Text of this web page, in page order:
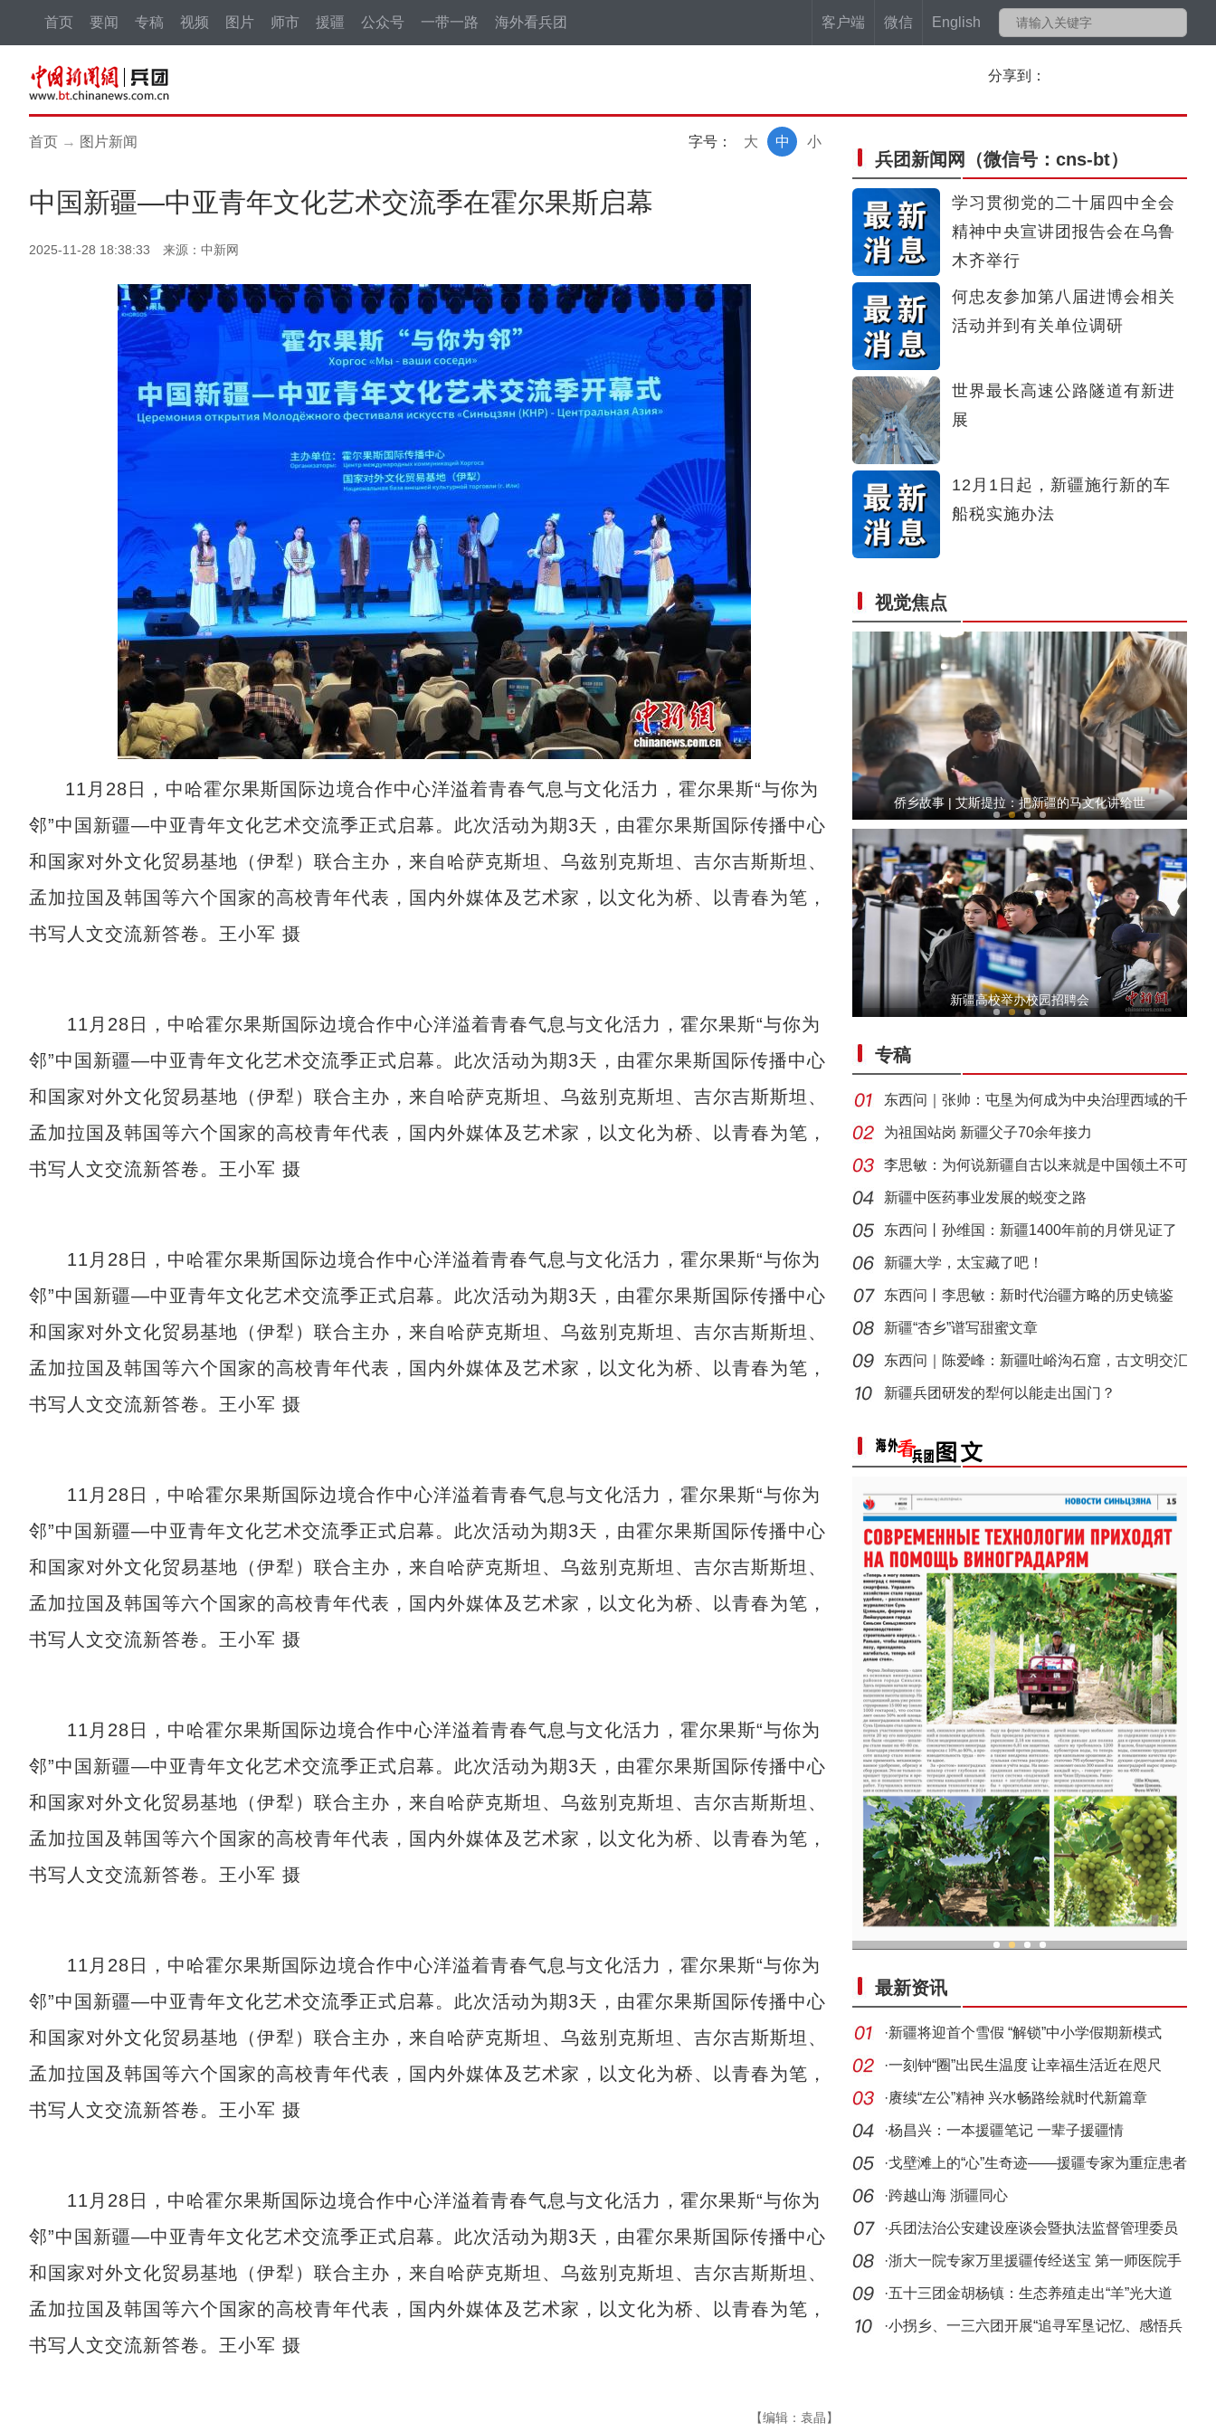
客户端 微信 English
首页 要闻 专稿 视频 图片 师市 援疆 公众号 一带一路 海外看兵团
分享到：
首页 → 图片新闻 字号： 小
中
大
中国新疆—中亚青年文化艺术交流季在霍尔果斯启幕
2025-11-28 18:38:33 来源：中新网
11月28日，中哈霍尔果斯国际边境合作中心洋溢着青春气息与文化活力，霍尔果斯“与你为
邻”中国新疆—中亚青年文化艺术交流季正式启幕。此次活动为期3天，由霍尔果斯国际传播中心
和国家对外文化贸易基地（伊犁）联合主办，来自哈萨克斯坦、乌兹别克斯坦、吉尔吉斯斯坦、
孟加拉国及韩国等六个国家的高校青年代表，国内外媒体及艺术家，以文化为桥、以青春为笔，
书写人文交流新答卷。王小军 摄
11月28日，中哈霍尔果斯国际边境合作中心洋溢着青春气息与文化活力，霍尔果斯“与你为
邻”中国新疆—中亚青年文化艺术交流季正式启幕。此次活动为期3天，由霍尔果斯国际传播中心
和国家对外文化贸易基地（伊犁）联合主办，来自哈萨克斯坦、乌兹别克斯坦、吉尔吉斯斯坦、
孟加拉国及韩国等六个国家的高校青年代表，国内外媒体及艺术家，以文化为桥、以青春为笔，
书写人文交流新答卷。王小军 摄
11月28日，中哈霍尔果斯国际边境合作中心洋溢着青春气息与文化活力，霍尔果斯“与你为
邻”中国新疆—中亚青年文化艺术交流季正式启幕。此次活动为期3天，由霍尔果斯国际传播中心
和国家对外文化贸易基地（伊犁）联合主办，来自哈萨克斯坦、乌兹别克斯坦、吉尔吉斯斯坦、
孟加拉国及韩国等六个国家的高校青年代表，国内外媒体及艺术家，以文化为桥、以青春为笔，
书写人文交流新答卷。王小军 摄
11月28日，中哈霍尔果斯国际边境合作中心洋溢着青春气息与文化活力，霍尔果斯“与你为
邻”中国新疆—中亚青年文化艺术交流季正式启幕。此次活动为期3天，由霍尔果斯国际传播中心
和国家对外文化贸易基地（伊犁）联合主办，来自哈萨克斯坦、乌兹别克斯坦、吉尔吉斯斯坦、
孟加拉国及韩国等六个国家的高校青年代表，国内外媒体及艺术家，以文化为桥、以青春为笔，
书写人文交流新答卷。王小军 摄
11月28日，中哈霍尔果斯国际边境合作中心洋溢着青春气息与文化活力，霍尔果斯“与你为
邻”中国新疆—中亚青年文化艺术交流季正式启幕。此次活动为期3天，由霍尔果斯国际传播中心
和国家对外文化贸易基地（伊犁）联合主办，来自哈萨克斯坦、乌兹别克斯坦、吉尔吉斯斯坦、
孟加拉国及韩国等六个国家的高校青年代表，国内外媒体及艺术家，以文化为桥、以青春为笔，
书写人文交流新答卷。王小军 摄
11月28日，中哈霍尔果斯国际边境合作中心洋溢着青春气息与文化活力，霍尔果斯“与你为
邻”中国新疆—中亚青年文化艺术交流季正式启幕。此次活动为期3天，由霍尔果斯国际传播中心
和国家对外文化贸易基地（伊犁）联合主办，来自哈萨克斯坦、乌兹别克斯坦、吉尔吉斯斯坦、
孟加拉国及韩国等六个国家的高校青年代表，国内外媒体及艺术家，以文化为桥、以青春为笔，
书写人文交流新答卷。王小军 摄
11月28日，中哈霍尔果斯国际边境合作中心洋溢着青春气息与文化活力，霍尔果斯“与你为
邻”中国新疆—中亚青年文化艺术交流季正式启幕。此次活动为期3天，由霍尔果斯国际传播中心
和国家对外文化贸易基地（伊犁）联合主办，来自哈萨克斯坦、乌兹别克斯坦、吉尔吉斯斯坦、
孟加拉国及韩国等六个国家的高校青年代表，国内外媒体及艺术家，以文化为桥、以青春为笔，
书写人文交流新答卷。王小军 摄
【编辑：袁晶】
兵团新闻网 （微信号：cns-bt）
学习贯彻党的二十届四中全会
精神中央宣讲团报告会在乌鲁
木齐举行
何忠友参加第八届进博会相关
活动并到有关单位调研
世界最长高速公路隧道有新进
展
12月1日起，新疆施行新的车
船税实施办法
视觉焦点
侨乡故事 | “新疆花儿”里的新疆情
侨乡故事 | 阿迪拉：我的十年 与古城共成长
侨乡故事 | 艾斯提拉：把新疆的马文化讲给世
侨乡故事 | 当新疆遇见嘻哈：新生代音乐人“
侨乡故事 | 阿迪拉：我的十年 与古城共成长
新疆高校举办校园招聘会
专稿
东西问｜张帅：屯垦为何成为中央治理西域的千
年良
为祖国站岗 新疆父子70余年接力
李思敏：为何说新疆自古以来就是中国领土不可
分割
新疆中医药事业发展的蜕变之路
东西问丨孙维国：新疆1400年前的月饼见证了
什么？
新疆大学，太宝藏了吧！
东西问丨李思敏：新时代治疆方略的历史镜鉴
新疆“杏乡”谱写甜蜜文章
东西问｜陈爱峰：新疆吐峪沟石窟，古文明交汇
见证
新疆兵团研发的犁何以能走出国门？
“兵团造”内镶贴片式滴灌带设备出口中亚
最新资讯
·新疆将迎首个雪假 “解锁”中小学假期新模式
·一刻钟“圈”出民生温度 让幸福生活近在咫尺
·赓续“左公”精神 兴水畅路绘就时代新篇章
·杨昌兴：一本援疆笔记 一辈子援疆情
·戈壁滩上的“心”生奇迹——援疆专家为重症患者
劈
·跨越山海 浙疆同心
·兵团法治公安建设座谈会暨执法监督管理委员
会专题
·浙大一院专家万里援疆传经送宝 第一师医院手
术室护
·五十三团金胡杨镇：生态养殖走出“羊”光大道
·小拐乡、一三六团开展“追寻军垦记忆、感悟兵